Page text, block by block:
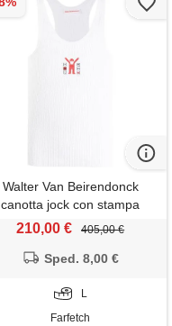
Walter Van Beirendonck
canotta jock con stampa
grafica - bianco
210,00 € 405,00 €
Sped. 8,00 €
L
Farfetch